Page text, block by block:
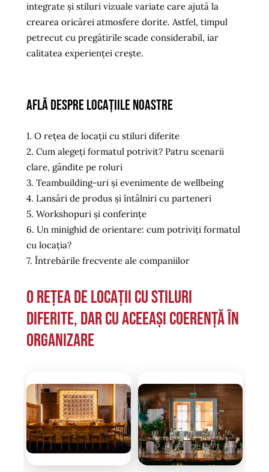
integrate și stiluri vizuale variate care ajută la
crearea oricărei atmosfere dorite. Astfel, timpul
petrecut cu pregătirile scade considerabil, iar
calitatea experienței crește.
Află despre locațiile noastre
1. O rețea de locații cu stiluri diferite
2. Cum alegeți formatul potrivit? Patru scenarii
clare, gândite pe roluri
3. Teambuilding-uri și evenimente de wellbeing
4. Lansări de produs și întâlniri cu parteneri
5. Workshopuri și conferințe
6. Un minighid de orientare: cum potriviți formatul
cu locația?
7. Întrebările frecvente ale companiilor
O rețea de locații cu stiluri
diferite, dar cu aceeași coerență în
organizare